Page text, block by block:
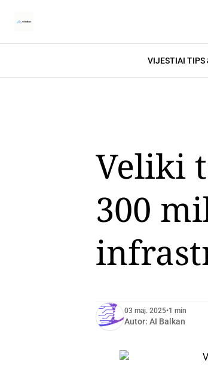
VIJESTIAI TIPS
Veliki
300
03 maj. 2025•1 min
Autor: AI Balkan